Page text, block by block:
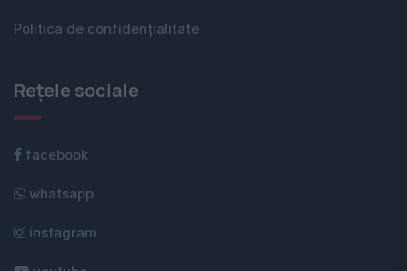
Politica de confidențialitate
Rețele sociale
facebook
whatsapp
instagram